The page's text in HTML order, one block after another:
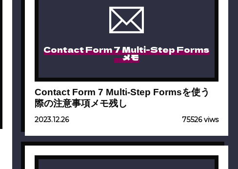
Contact Form 7 Multi-Step Forms
メモ
Contact Form 7 Multi-Step Formsを使う
際の注意事項メモ残し
2023.12.26 75526 viws